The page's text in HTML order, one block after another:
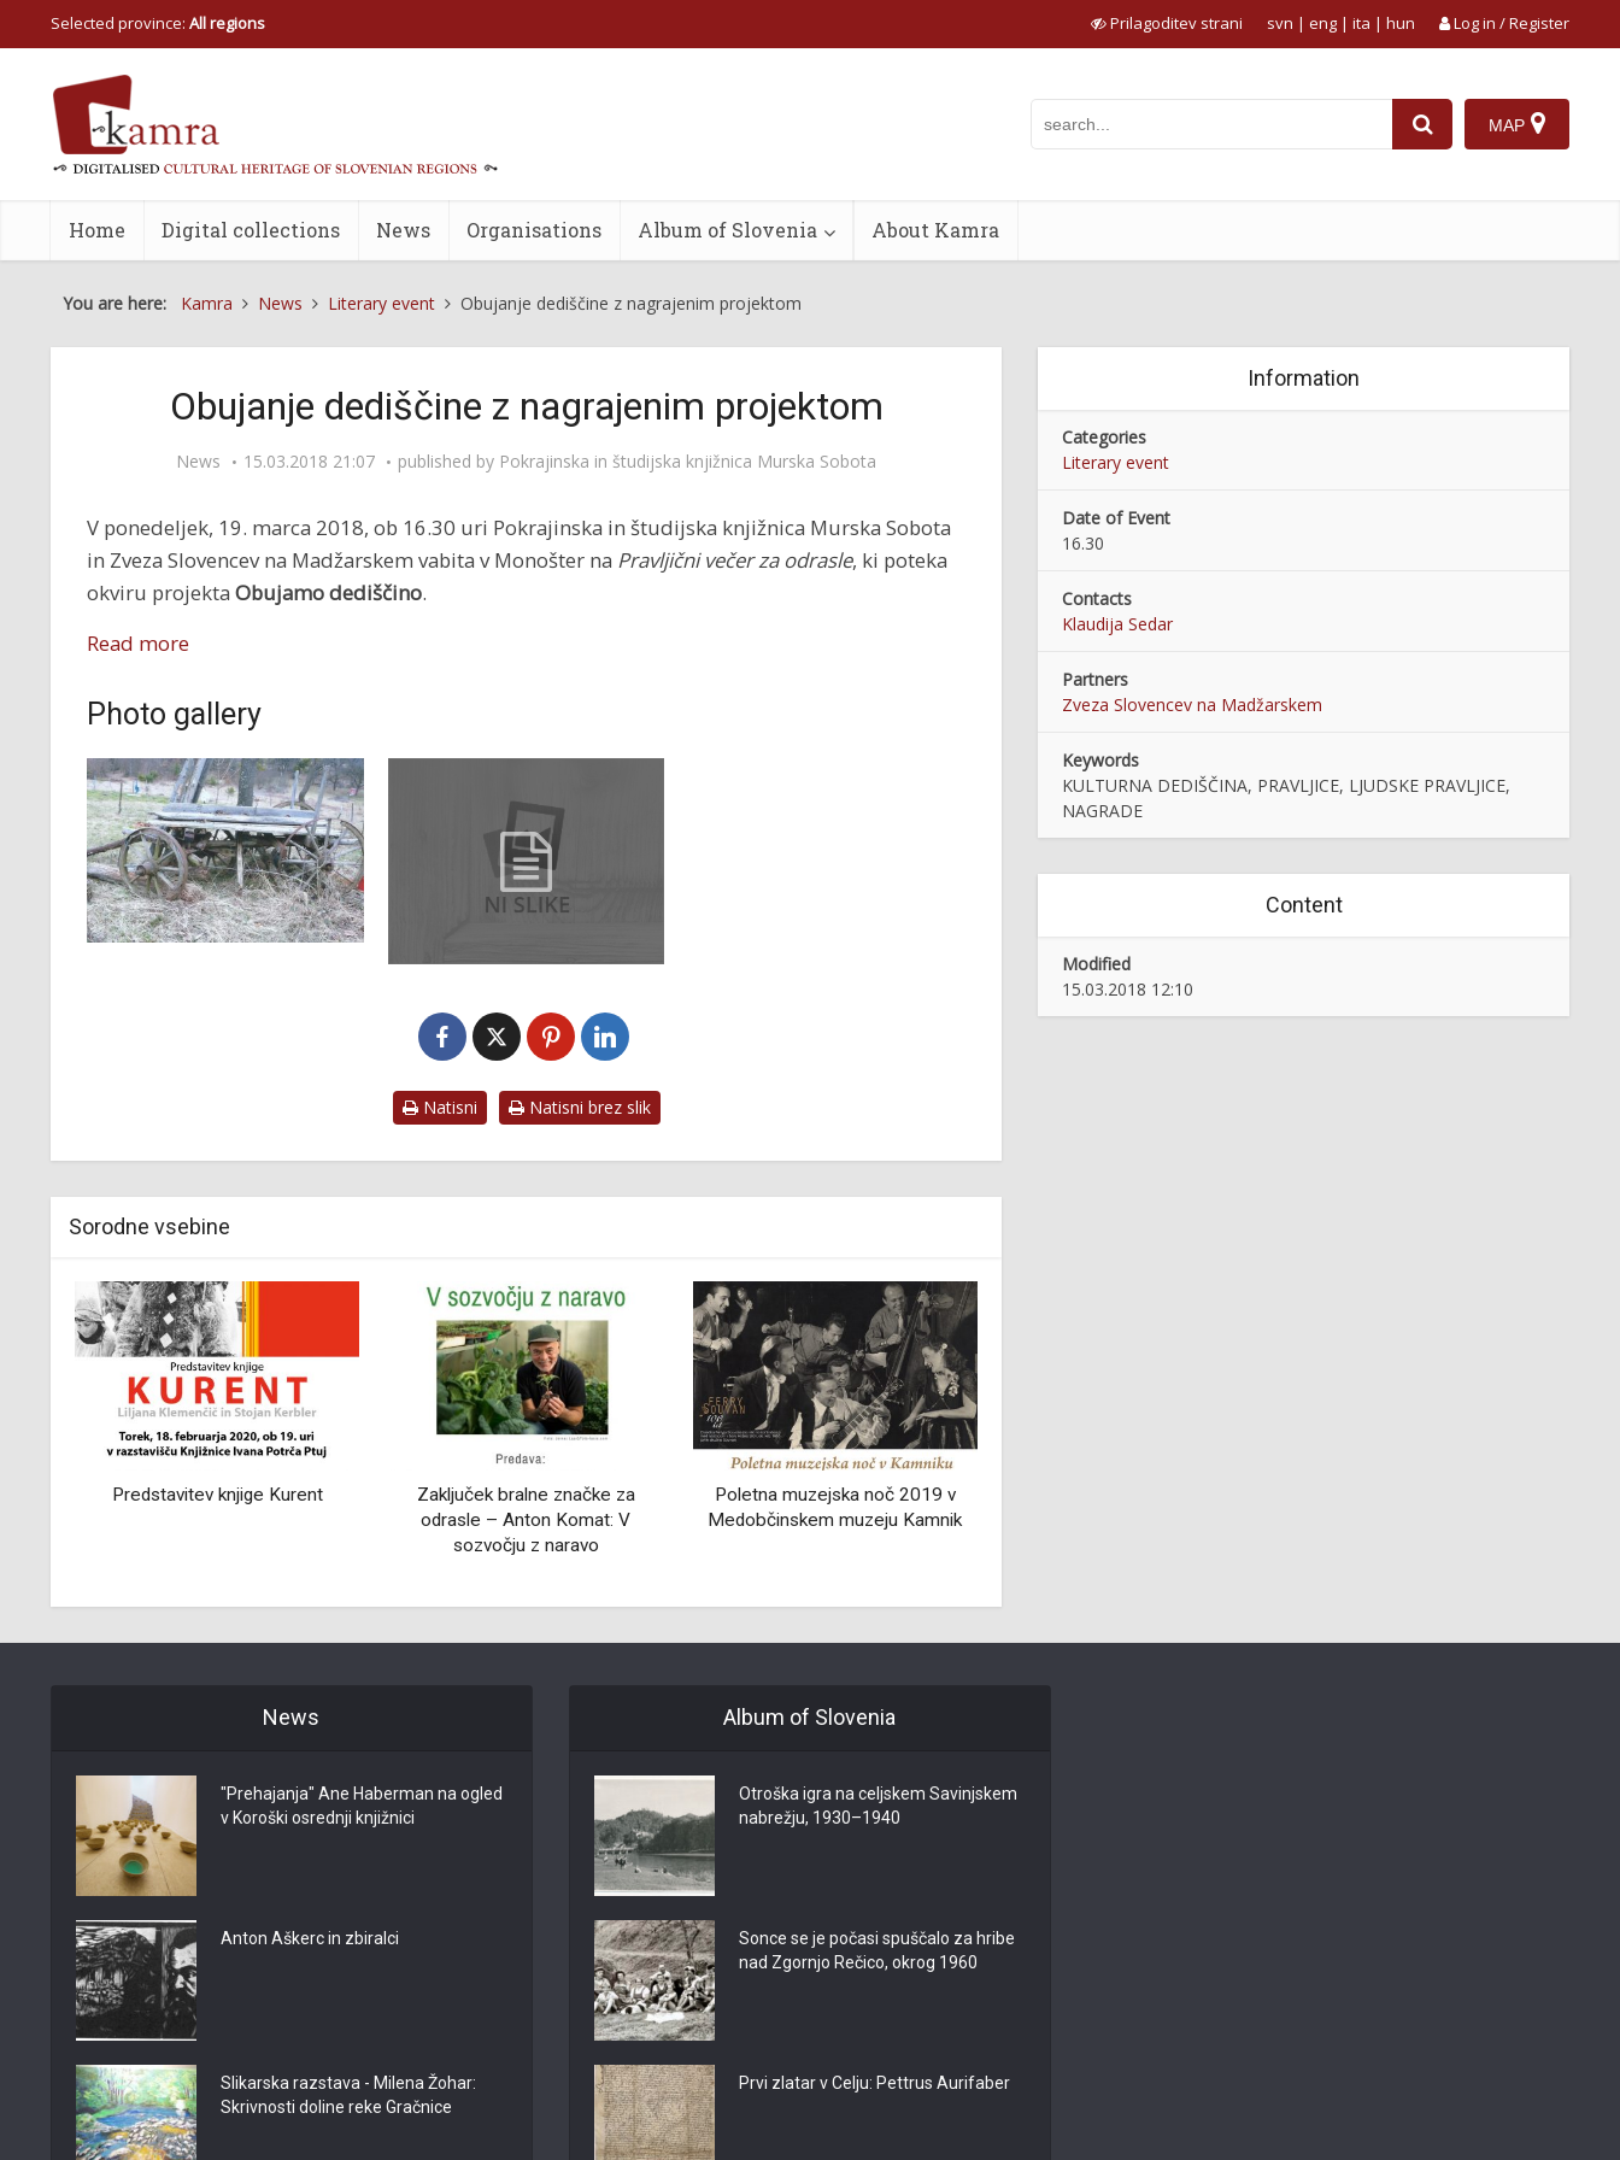
Selected province: All regions Prilagoditev strani Log in / Register
svn | eng | ita | hun
MAP
Home Digital collections News Organisations Album of Slovenia About Kamra
You are here: Kamra News Literary event Obujanje dediščine z nagrajenim projektom
Obujanje dediščine z nagrajenim projektom
News 15.03.2018 21:07 published by Pokrajinska in študijska knjižnica Murska Sobota
V ponedeljek, 19. marca 2018, ob 16.30 uri Pokrajinska in študijska knjižnica Murska Sobota
in Zveza Slovencev na Madžarskem vabita v Monošter na Pravljični večer za odrasle, ki poteka
okviru projekta Obujamo dediščino.
Read more
Photo gallery
Natisni Natisni brez slik
Sorodne vsebine
Zaključek bralne značke za
Poletna muzejska noč 2019 v
Medobčinskem muzeju Kamnik
Marjanov večer
Information
Categories
Literary event
Date of Event
16.30
Contacts
Klaudija Sedar
Partners
Zveza Slovencev na Madžarskem
Keywords
KULTURNA DEDIŠČINA, PRAVLJICE, LJUDSKE PRAVLJICE,
NAGRADE
Content
Modified
15.03.2018 12:10
News
"Prehajanja" Ane Haberman na ogled
v Koroški osrednji knjižnici
Anton Aškerc in zbiralci
Slikarska razstava - Milena Žohar:
Skrivnosti doline reke Gračnice
Album of Slovenia
Otroška igra na celjskem Savinjskem
nabrežju, 1930–1940
Sonce se je počasi spuščalo za hribe
nad Zgornjo Rečico, okrog 1960
Prvi zlatar v Celju: Pettrus Aurifaber